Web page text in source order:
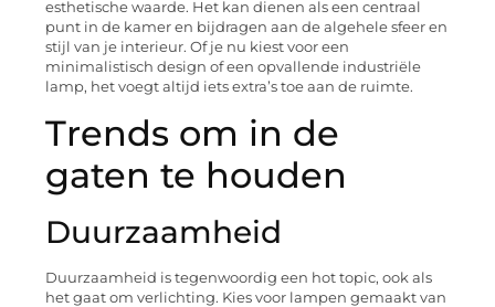
esthetische waarde. Het kan dienen als een centraal
punt in de kamer en bijdragen aan de algehele sfeer en
stijl van je interieur. Of je nu kiest voor een
minimalistisch design of een opvallende industriële
lamp, het voegt altijd iets extra’s toe aan de ruimte.
Trends om in de
gaten te houden
Duurzaamheid
Duurzaamheid is tegenwoordig een hot topic, ook als
het gaat om verlichting. Kies voor lampen gemaakt van